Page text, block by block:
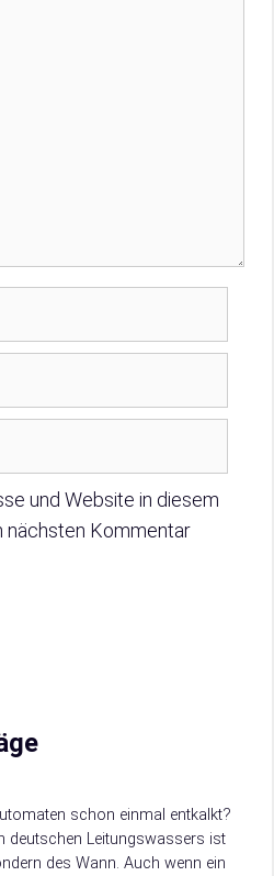
und Website in diesem
nächsten Kommentar
schon einmal entkalkt?
deutschen Leitungswassers ist
des Wann. Auch wenn ein